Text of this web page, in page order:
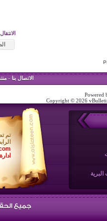
الاتصال بنا -
Powered
Copyright © 2026
تم